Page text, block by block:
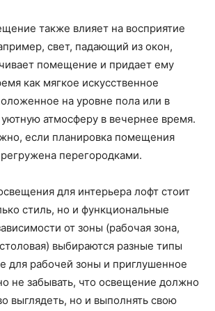
также влияет на восприятие
свет, падающий из окон,
помещение и придает ему
как мягкое искусственное
на уровне пола или в
уютную атмосферу в вечернее время.
если планировка помещения
перегородками.
для интерьера лофт стоит
стиль, но и функциональные
от зоны (рабочая зона,
выбираются разные типы
для рабочей зоны и приглушенное
не забывать, что освещение должно
выглядеть, но и выполнять свою